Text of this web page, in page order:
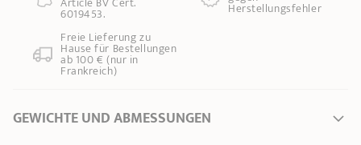
6019453.
Herstellungsfehler
Freie Lieferung zu
Hause für Bestellungen
ab 100 € (nur in
Frankreich)
GEWICHTE UND ABMESSUNGEN